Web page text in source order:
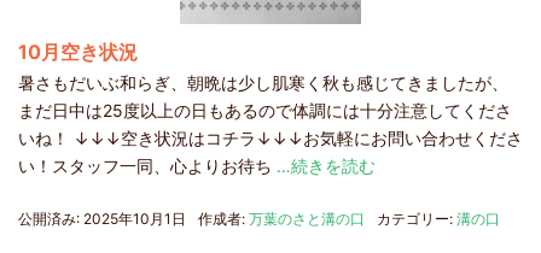
10月空き状況
暑さもだいぶ和らぎ、朝晩は少し肌寒く秋も感じてきましたが、
まだ日中は25度以上の日もあるので体調には十分注意してくださ
いね！ ↓↓↓空き状況はコチラ↓↓↓お気軽にお問い合わせくださ
い！スタッフ一同、心よりお待ち …続きを読む
公開済み: 2025年10月1日 作成者: 万葉のさと溝の口 カテゴリー: 溝の口